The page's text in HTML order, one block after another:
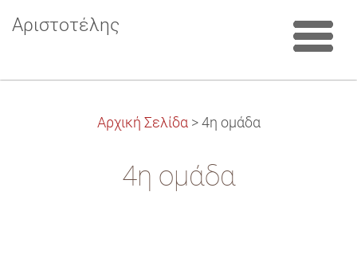
Αριστοτέλης
Αρχική Σελίδα > 4η ομάδα
4η ομάδα